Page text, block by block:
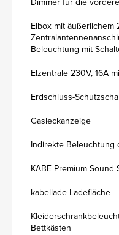
Elbox mit äußerlichem
Beleuchtung mit
Elzentrale 230V, 16A
Erdschluss-
Gasleckanzeige
Indirekte Beleuchtung
KABE Premium Sound
kabellade Ladefläche
Bettkästen